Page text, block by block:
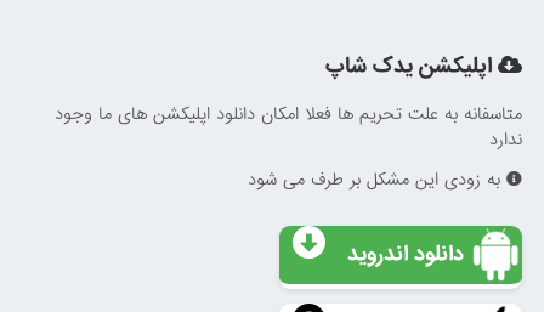
اپلیکشن یدک شاپ
متاسفانه به علت تحریم ها فعلا امکان دانلود اپلیکشن های ما وجود
ندارد
به زودی این مشکل بر طرف می شود
دانلود اندروید